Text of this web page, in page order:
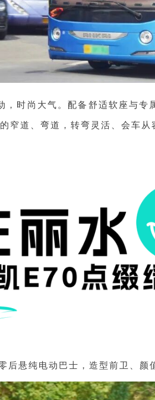
，时尚大气。配备舒适软座与
窄道、弯道，转弯灵活、会车
后悬纯电动巴士，造型前卫、颜